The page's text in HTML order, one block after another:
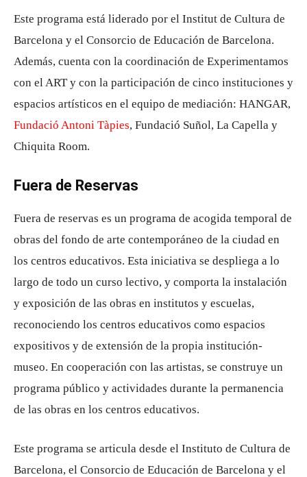
Este programa está liderado por el Institut de Cultura de
Barcelona y el Consorcio de Educación de Barcelona.
Además, cuenta con la coordinación de Experimentamos
con el ART y con la participación de cinco instituciones y
espacios artísticos en el equipo de mediación: HANGAR,
Fundació Antoni Tàpies, Fundació Suñol, La Capella y
Chiquita Room.
Fuera de Reservas
Fuera de reservas es un programa de acogida temporal de
obras del fondo de arte contemporáneo de la ciudad en
los centros educativos. Esta iniciativa se despliega a lo
largo de todo un curso lectivo, y comporta la instalación
y exposición de las obras en institutos y escuelas,
reconociendo los centros educativos como espacios
expositivos y de extensión de la propia institución-
museo. En cooperación con las artistas, se construye un
programa público y actividades durante la permanencia
de las obras en los centros educativos.
Este programa se articula desde el Instituto de Cultura de
Barcelona, ​​el Consorcio de Educación de Barcelona y el